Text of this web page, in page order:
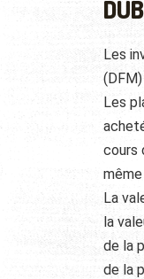
Les
Les
cours
La
la
de la
de la